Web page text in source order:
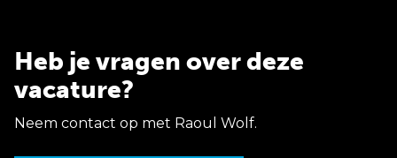
Heb je vragen over deze
vacature?
Neem contact op met Raoul Wolf.